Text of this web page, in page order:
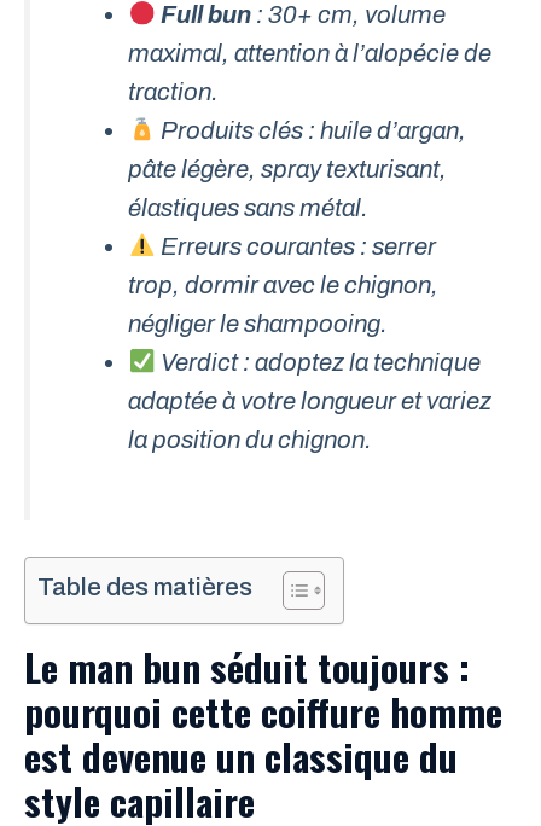
Full bun : 30+ cm, volume
maximal, attention à l’alopécie de
traction.
Produits clés : huile d’argan,
pâte légère, spray texturisant,
élastiques sans métal.
Erreurs courantes : serrer
trop, dormir avec le chignon,
négliger le shampooing.
Verdict : adoptez la technique
adaptée à votre longueur et variez
la position du chignon.
Table des matières
Le man bun séduit toujours :
pourquoi cette coiffure homme
est devenue un classique du
style capillaire